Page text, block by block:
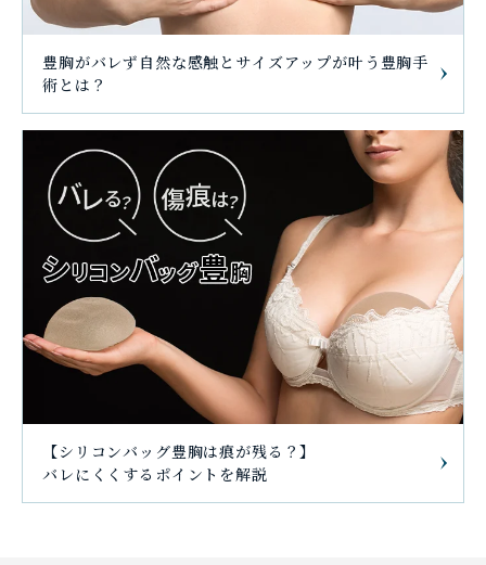
豊胸がバレず自然な感触とサイズアップが叶う豊胸手
術とは？
【シリコンバッグ豊胸は痕が残る？】
バレにくくするポイントを解説